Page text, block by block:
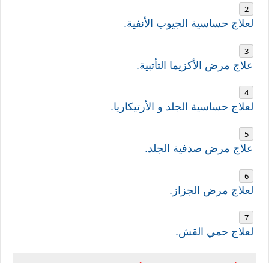
لعلاج حساسية الجيوب الأنفية.
علاج مرض الأكزيما التأتبية.
لعلاج حساسية الجلد و الأرتيكاريا.
علاج مرض صدفية الجلد.
لعلاج مرض الجزاز.
لعلاج حمي القش.